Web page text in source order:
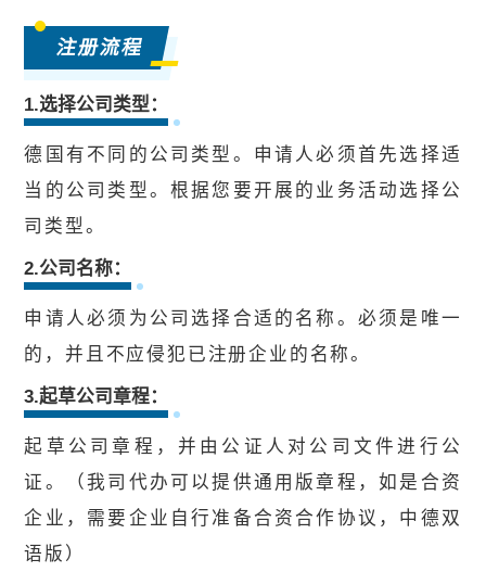
注册流程
1.选择公司类型：
德国有不同的公司类型。申请人必须首先选择适
当的公司类型。根据您要开展的业务活动选择公
司类型。
2.公司名称：
申请人必须为公司选择合适的名称。必须是唯一
的，并且不应侵犯已注册企业的名称。
3.起草公司章程：
起草公司章程，并由公证人对公司文件进行公
证。（我司代办可以提供通用版章程，如是合资
企业，需要企业自行准备合资合作协议，中德双
语版）